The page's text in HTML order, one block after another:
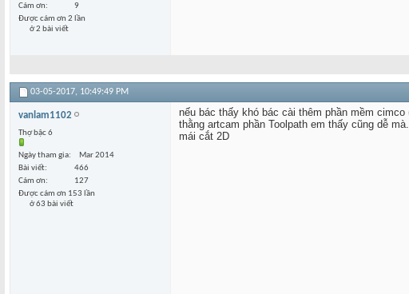
Cám ơn
9
Được cám ơn 2 lần
ở 2 bài viết
03-05-2017, 10:49:49 PM
vanlam1102
Thợ bậc 6
Ngày tham gia
Mar 2014
Bài viết
466
Cám ơn
127
Được cám ơn 153 lần
ở 63 bài viết
nếu bác thấy khó bác cài thêm phần mềm
thằng artcam phần Toolpath em thấy cũng dễ
mái cắt 2D